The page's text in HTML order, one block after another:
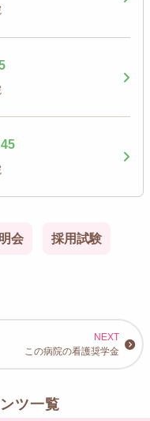
会 採用試験
この病院の看護奨学金
ツ一覧